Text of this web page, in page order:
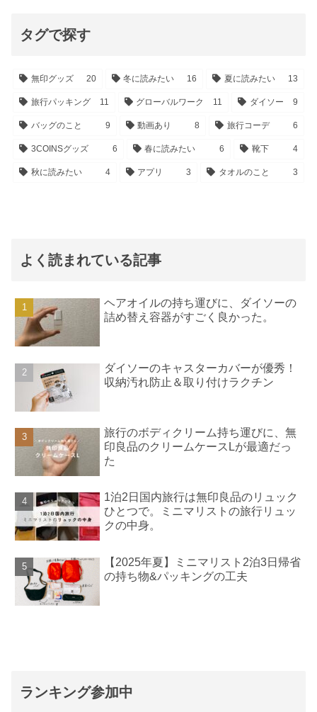
タグで探す
無印グッズ 20 冬に読みたい 16 夏に読みたい 13
旅行パッキング 11 グローバルワーク 11 ダイソー 9
バッグのこと 9 動画あり 8 旅行コーデ 6
3COINSグッズ 6 春に読みたい 6 靴下 4
秋に読みたい 4 アプリ 3 タオルのこと 3
よく読まれている記事
ヘアオイルの持ち運びに、ダイソーの
詰め替え容器がすごく良かった。
ダイソーのキャスターカバーが優秀！
収納汚れ防止＆取り付けラクチン
旅行のボディクリーム持ち運びに、無
印良品のクリームケースLが最適だっ
た
1泊2日国内旅行は無印良品のリュック
ひとつで。ミニマリストの旅行リュッ
クの中身。
【2025年夏】ミニマリスト2泊3日帰省
の持ち物&パッキングの工夫
ランキング参加中